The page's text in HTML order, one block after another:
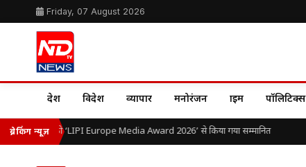
Friday, 07 August 2026
देश विदेश व्यापार मनोरंजन क्राइम पॉलिटिक्स
ब्रेकिंग न्यूज़
ओ.पी. यादव को ‘LIPI Europe Media Award 2026’ से किया गया सम्मानित